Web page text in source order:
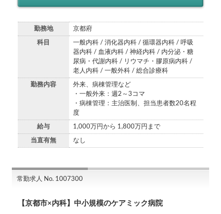
勤務地 京都府
科目
一般内科 / 消化器内科 / 循環器内科 / 呼吸
器内科 / 血液内科 / 神経内科 / 内分泌・糖
尿病・代謝内科 / リウマチ・膠原病内科 /
老人内科 / 一般外科 / 総合診療科
勤務内容
外来、病棟管理など
・一般外来：週2～3コマ
・病棟管理：主治医制、担当患者数20名程
度
給与 1,000万円から 1,800万円まで
当直有無 なし
常勤求人 No. 1007300
【京都市×内科】中小規模のケアミック病院